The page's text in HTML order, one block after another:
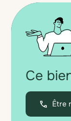
Ce
Être